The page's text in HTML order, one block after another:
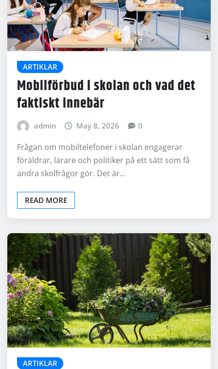
ARTIKLAR
Mobilförbud i skolan och vad det
faktiskt innebär
admin May 8, 2026 0
Frågan om mobiltelefoner i skolan engagerar
föräldrar, lärare och politiker på ett sätt som få
andra skolfrågor gör. Det är…
READ MORE
ARTIKLAR